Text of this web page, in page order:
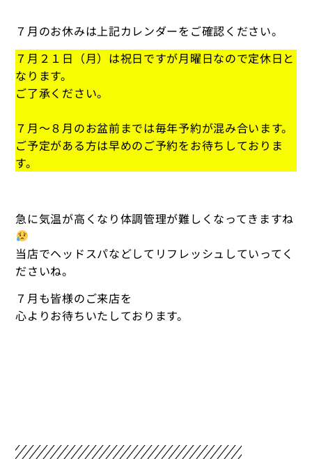
７月のお休みは上記カレンダーをご確認ください。
７月２１日（月）は祝日ですが月曜日なので定休日と
なります。
ご了承ください。
７月〜８月のお盆前までは毎年予約が混み合います。
ご予定がある方は早めのご予約をお待ちしておりま
す。
急に気温が高くなり体調管理が難しくなってきますね
当店でヘッドスパなどしてリフレッシュしていってく
ださいね。
７月も皆様のご来店を
心よりお待ちいたしております。